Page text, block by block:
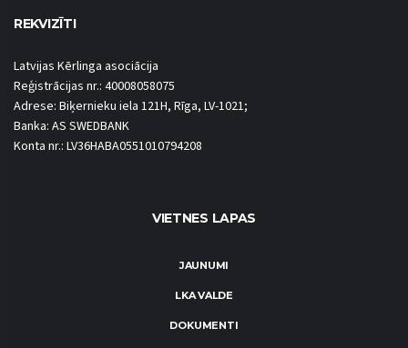
REKVIZĪTI
Latvijas Kērlinga asociācija
Reģistrācijas nr.: 40008058075
Adrese: Biķernieku iela 121H, Rīga, LV-1021;
Banka: AS SWEDBANK
Konta nr.: LV36HABA0551010794208
VIETNES LAPAS
JAUNUMI
LKA VALDE
DOKUMENTI